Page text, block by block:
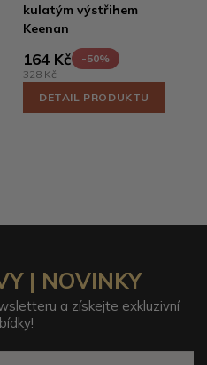
kulatým výstřihem
Keenan
164 Kč
-50%
328 Kč
DETAIL PRODUKTU
| NOVINKY
a získejte exkluzivní